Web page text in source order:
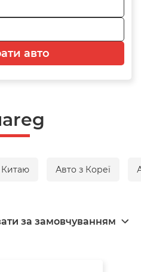
авто
Китаю Авто з Кореї
за замовчуванням